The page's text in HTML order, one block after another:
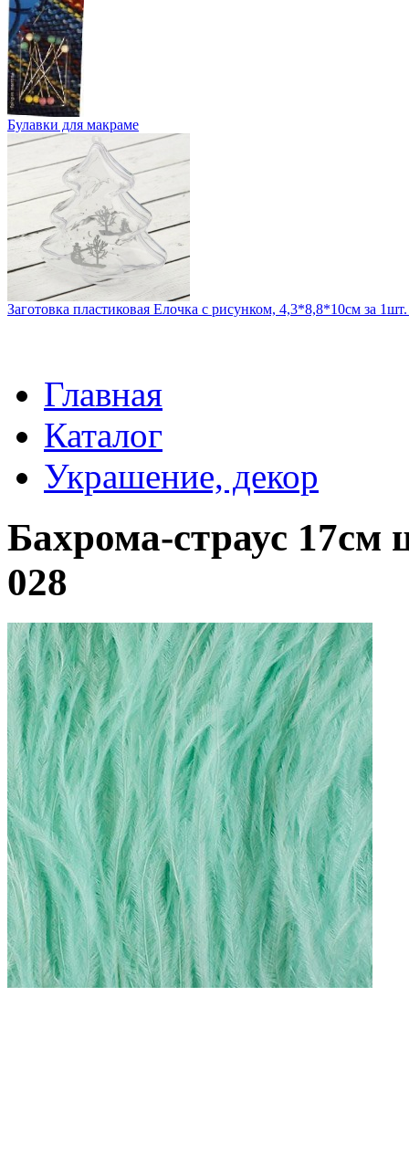
Булавки для макраме
Заготовка пластиковая Елочка с рисунком, 4,3*8,8*10см за
Главная
Каталог
Украшение, декор
Бахрома-страус 17см
028